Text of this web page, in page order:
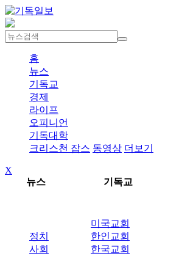
홈
뉴스
기독교
경제
라이프
오피니언
기독대학
크리스천 잡스 동영상 더보기
X
뉴스
기독교
정치
사회
미국교회
한인교회
한국교회